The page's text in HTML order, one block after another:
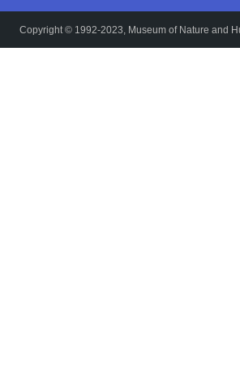
Copyright © 1992-2023, Museum of Nature and